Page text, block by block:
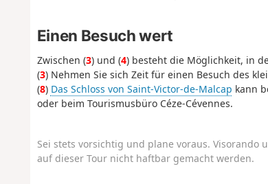
Einen Besuch wert
Zwischen (3) und (4) besteht die Möglichkeit, in
(3) Nehmen Sie sich Zeit für einen Besuch des
(8) Das Schloss von Saint-Victor-de-Malcap kann
oder beim Tourismusbüro Céze-Cévennes.
Sei stets vorsichtig und plane voraus. Visorando
auf dieser Tour nicht haftbar gemacht werden.